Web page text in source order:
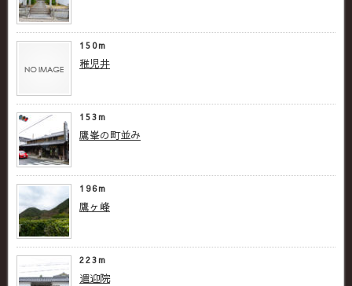
150m
稚児井
153m
鷹峯の町並み
196m
鷹ヶ峰
223m
遣迎院